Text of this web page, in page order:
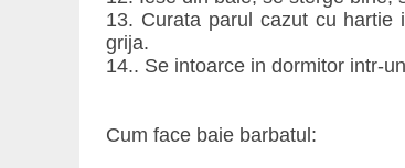
13. Curata parul cazut cu
grija.
14.. Se intoarce in dormitor intr-
Cum face baie barbatul: